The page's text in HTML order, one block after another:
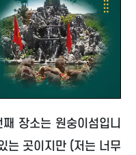
장소는 원숭이섬입니
는 곳이지만 (저는 너무